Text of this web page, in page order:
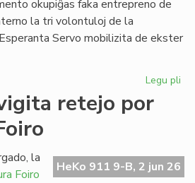
okupiĝas faka entrepreno de
la tri volontuloj de la
Servo mobilizita de ekster
Legu pli
la
retejo por
HeKo 911 9-B, 2 jun 26
la
Foiro